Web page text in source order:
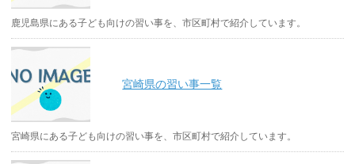
鹿児島県にある子ども向けの習い事を、市区町村で紹介しています。
宮崎県の習い事一覧
宮崎県にある子ども向けの習い事を、市区町村で紹介しています。